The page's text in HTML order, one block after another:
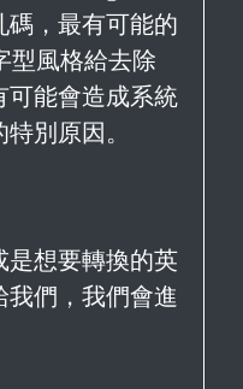
碼，最有可能的
型風格給去除
可能會造成系統
別原因。
是想要轉換的英
我們，我們會進